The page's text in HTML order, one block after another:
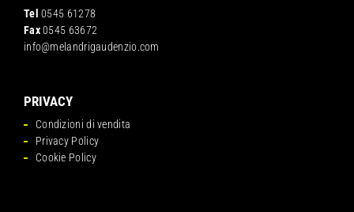
Tel 0545 61278
Fax0545 63672
info@melandrigaudenzio.com
PRIVACY
Condizioni di vendita
Privacy Policy
Cookie Policy